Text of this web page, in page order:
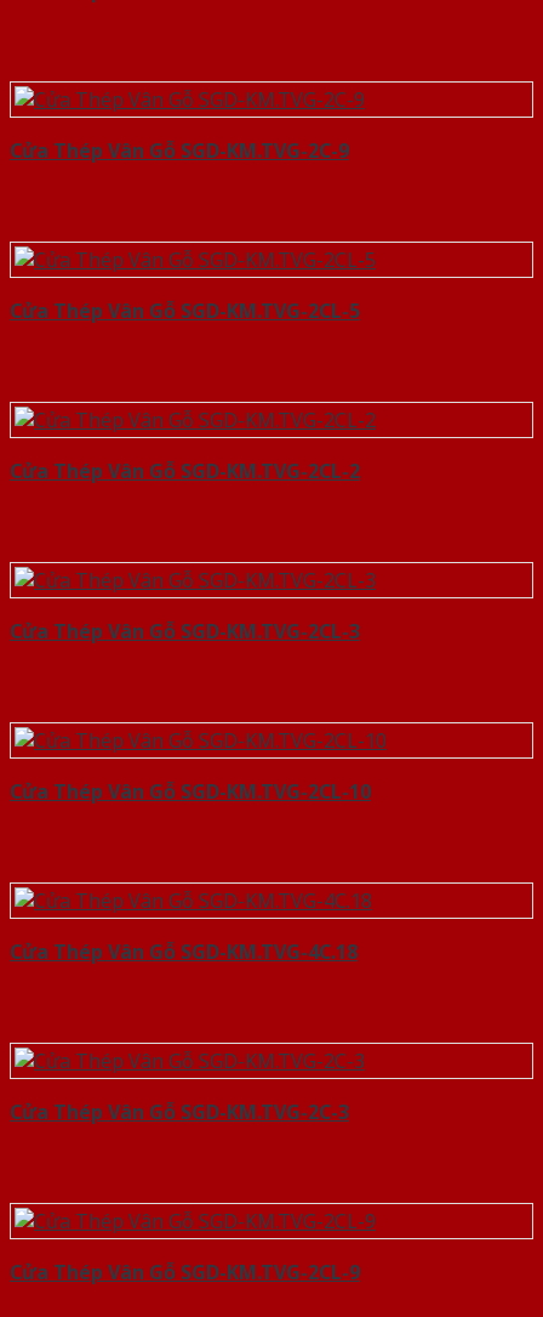
Cửa Thép Vân Gỗ SGD-KM.TVG-2C-9
Cửa Thép Vân Gỗ SGD-KM.TVG-2CL-5
Cửa Thép Vân Gỗ SGD-KM.TVG-2CL-2
Cửa Thép Vân Gỗ SGD-KM.TVG-2CL-3
Cửa Thép Vân Gỗ SGD-KM.TVG-2CL-10
Cửa Thép Vân Gỗ SGD-KM.TVG-4C.18
Cửa Thép Vân Gỗ SGD-KM.TVG-2C-3
Cửa Thép Vân Gỗ SGD-KM.TVG-2CL-9